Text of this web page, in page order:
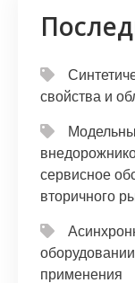
свойства и
сервисное
вторичного
применения